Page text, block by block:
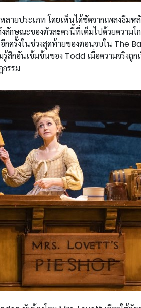
ายประเภท โดยเห็นได้ชัดจากเพลงธีม
กษณะของตัวละครนี้ที่เต็มไปด้วยความโ
กครั้งในช่วงสุดท้ายของตอนจบใน The
กอันเข้มข้นของ Todd เมื่อความจริงถูก
รรม